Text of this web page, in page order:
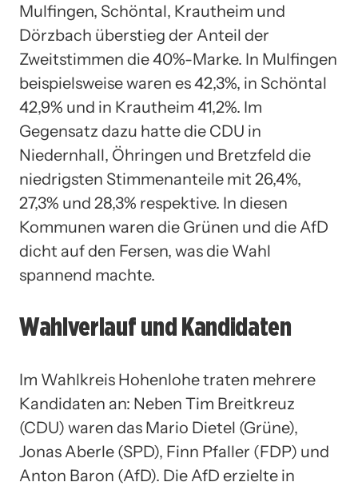
Mulfingen, Schöntal, Krautheim und
Dörzbach überstieg der Anteil der
Zweitstimmen die 40%-Marke. In Mulfingen
beispielsweise waren es 42,3%, in Schöntal
42,9% und in Krautheim 41,2%. Im
Gegensatz dazu hatte die CDU in
Niedernhall, Öhringen und Bretzfeld die
niedrigsten Stimmenanteile mit 26,4%,
27,3% und 28,3% respektive. In diesen
Kommunen waren die Grünen und die AfD
dicht auf den Fersen, was die Wahl
spannend machte.
Wahlverlauf und Kandidaten
Im Wahlkreis Hohenlohe traten mehrere
Kandidaten an: Neben Tim Breitkreuz
(CDU) waren das Mario Dietel (Grüne),
Jonas Aberle (SPD), Finn Pfaller (FDP) und
Anton Baron (AfD). Die AfD erzielte in